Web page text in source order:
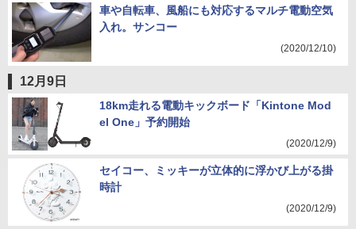
車や自転車、風船にも対応するマルチ電動空気
入れ。サンコー
(2020/12/10)
12月9日
18km走れる電動キックボード「Kintone Mod
el One」予約開始
(2020/12/9)
セイコー、ミッキーが立体的に浮かび上がる掛
時計
(2020/12/9)